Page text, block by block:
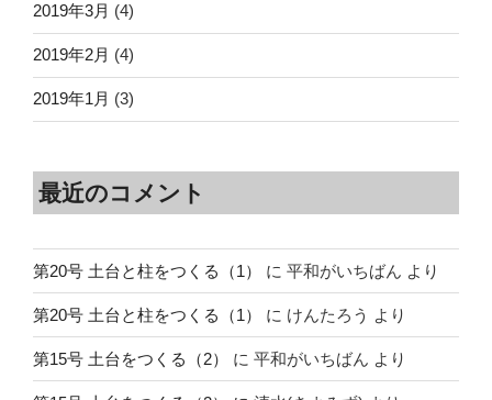
2019年3月 (4)
2019年2月 (4)
2019年1月 (3)
最近のコメント
第20号 土台と柱をつくる（1） に 平和がいちばん より
第20号 土台と柱をつくる（1） に けんたろう より
第15号 土台をつくる（2） に 平和がいちばん より